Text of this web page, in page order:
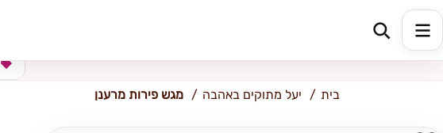
יבנה
בית יעל מתוקים באהבה מגש פירות מרענן